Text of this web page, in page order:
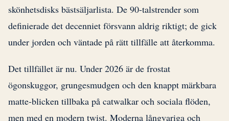
skönhetsdisks bästsäljarlista. De 90-talstrender som
definierade det decenniet försvann aldrig riktigt; de gick
under jorden och väntade på rätt tillfälle att återkomma.
Det tillfället är nu. Under 2026 är de frostat
ögonskuggor, grungesmudgen och den knappt märkbara
matte-blicken tillbaka på catwalkar och sociala flöden,
men med en modern twist. Moderna långvariga och